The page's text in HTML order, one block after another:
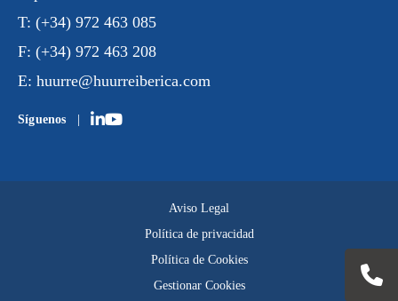
T: (+34) 972 463 085
F: (+34) 972 463 208
E: huurre@huurreiberica.com
Síguenos
Aviso Legal
Política de privacidad
Política de Cookies
Gestionar Cookies